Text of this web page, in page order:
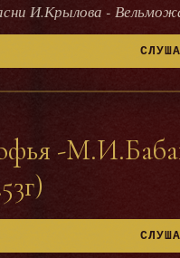
И.Крылова -
-